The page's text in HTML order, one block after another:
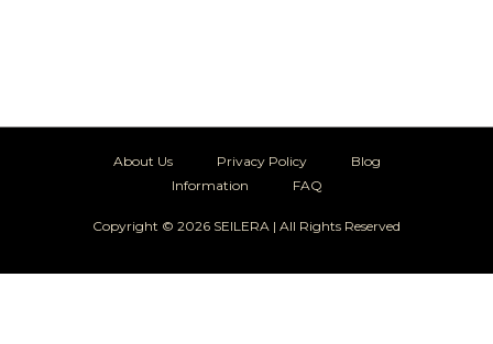
About Us Privacy Policy
Blog
Information
FAQ
Copyright © 2026 SEILERA | All Rights Reserved